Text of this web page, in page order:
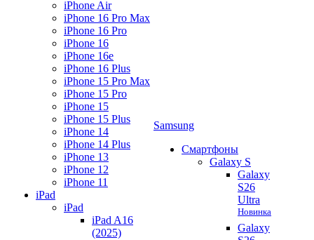
iPhone Air
iPhone 16 Pro Max
iPhone 16 Pro
iPhone 16
iPhone 16e
iPhone 16 Plus
iPhone 15 Pro Max
iPhone 15 Pro
iPhone 15
iPhone 15 Plus
iPhone 14
iPhone 14 Plus
iPhone 13
iPhone 12
iPhone 11
iPad
iPad
iPad A16
(2025)
Samsung
Смартфоны
Galaxy S
Galaxy
S26
Ultra
Новинка
Galaxy